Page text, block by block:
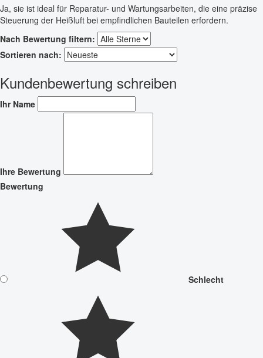
Ja, sie ist ideal für Reparatur- und Wartungsarbeiten, die eine präzise
Steuerung der Heißluft bei empfindlichen Bauteilen erfordern.
Nach Bewertung filtern:
Sortieren nach:
Kundenbewertung schreiben
Ihr Name
Ihre Bewertung
Bewertung
Schlecht